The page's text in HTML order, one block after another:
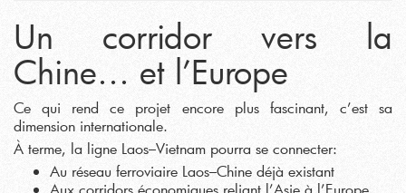
Un corridor vers la
Chine… et l’Europe
Ce qui rend ce projet encore plus fascinant, c’est sa
dimension internationale.
À terme, la ligne Laos–Vietnam pourra se connecter:
Au réseau ferroviaire Laos–Chine déjà existant
Aux corridors économiques reliant l’Asie à l’Europe